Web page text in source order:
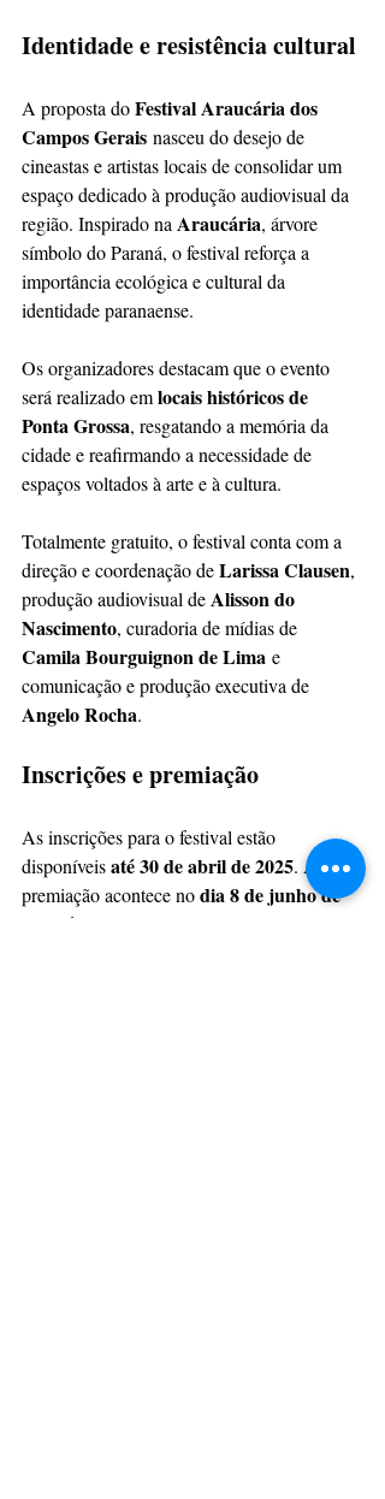
Identidade e resistência cultural
A proposta do Festival Araucária dos
Campos Gerais nasceu do desejo de
cineastas e artistas locais de consolidar um
espaço dedicado à produção audiovisual da
região. Inspirado na Araucária, árvore
símbolo do Paraná, o festival reforça a
importância ecológica e cultural da
identidade paranaense.
Os organizadores destacam que o evento
será realizado em locais históricos de
Ponta Grossa, resgatando a memória da
cidade e reafirmando a necessidade de
espaços voltados à arte e à cultura.
Totalmente gratuito, o festival conta com a
direção e coordenação de Larissa Clausen,
produção audiovisual de Alisson do
Nascimento, curadoria de mídias de
Camila Bourguignon de Lima e
comunicação e produção executiva de
Angelo Rocha.
Inscrições e premiação
As inscrições para o festival estão
disponíveis até 30 de abril de 2025. A
premiação acontece no dia 8 de junho de
2025, às 15h